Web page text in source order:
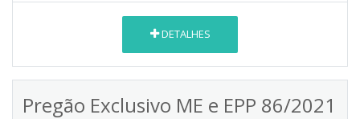
DETALHES
Pregão Exclusivo ME e EPP 86/2021